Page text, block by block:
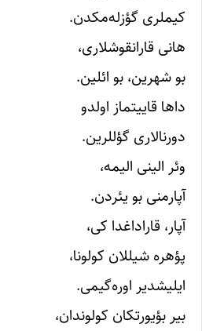
کیملری گؤزله‌مکدن.
هانی قارانقوشلاری،
بو شهرین، بو ائلین.
داها قاییتماز اولدو
دورنالاری گؤللرین.
وئر الینی الیمه،
آپارمنی بو یئردن.
آپار، قاراداغدا کی،
پؤهره شیللان کولونا،
ایلیشدیر اوره‌گیمی.
بیر بؤیورتکان کولوندان،